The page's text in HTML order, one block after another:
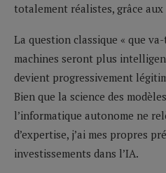
totalement réalistes, grâce aux
La question classique « que
machines seront plus
devient progressivement
Bien que la science des
l’informatique autonome ne
d’expertise, j’ai mes propres
investissements dans l’IA.